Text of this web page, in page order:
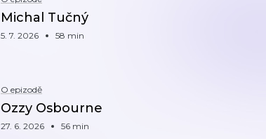
Michal Tučný
5. 7. 2026 58 min
O epizodě
Ozzy Osbourne
27. 6. 2026 56 min